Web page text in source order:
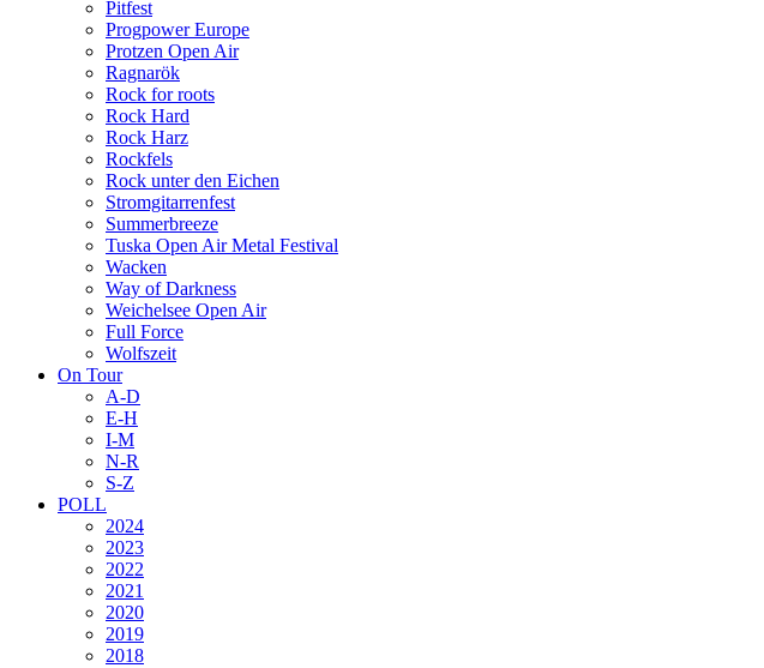
Pitfest
Progpower Europe
Protzen Open Air
Ragnarök
Rock for roots
Rock Hard
Rock Harz
Rockfels
Rock unter den Eichen
Stromgitarrenfest
Summerbreeze
Tuska Open Air Metal Festival
Wacken
Way of Darkness
Weichelsee Open Air
Full Force
Wolfszeit
On Tour
A-D
E-H
I-M
N-R
S-Z
POLL
2024
2023
2022
2021
2020
2019
2018